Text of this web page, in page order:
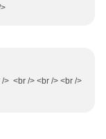
> <br /> <br /> <br />